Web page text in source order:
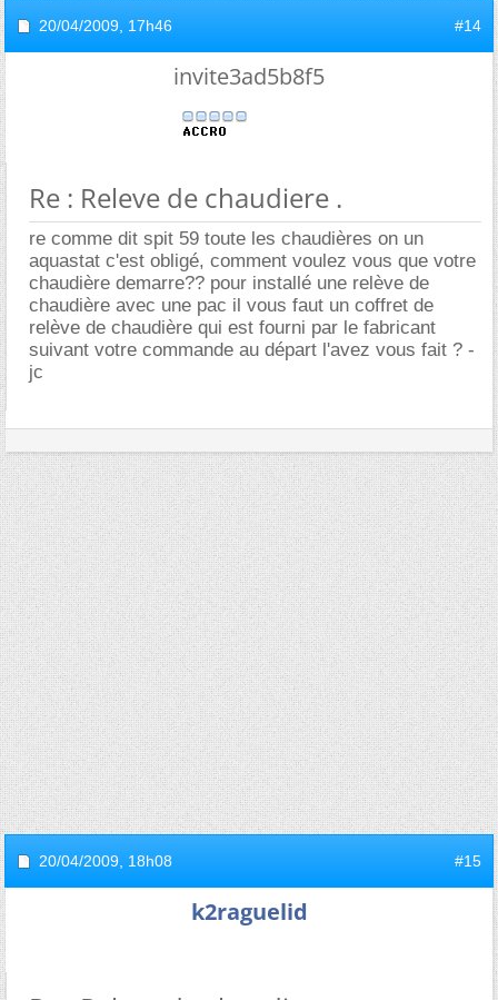
20/04/2009, 17h46 #14
invite3ad5b8f5
Re : Releve de chaudiere .
re comme dit spit 59 toute les chaudières on un
aquastat c'est obligé, comment voulez vous que votre
chaudière demarre?? pour installé une relève de
chaudière avec une pac il vous faut un coffret de
relève de chaudière qui est fourni par le fabricant
suivant votre commande au départ l'avez vous fait ? -
jc
20/04/2009, 18h08 #15
k2raguelid